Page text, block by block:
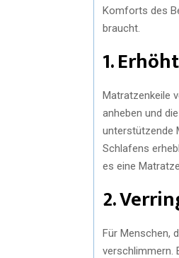
Komforts des
braucht.
1.
Matratzenkeile
anheben und
unterstützende
Schlafens
es eine
2.
Für Menschen,
verschlimmern.